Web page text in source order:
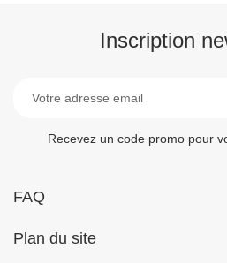
Inscription
Recevez un code promo pour
FAQ
Plan du site